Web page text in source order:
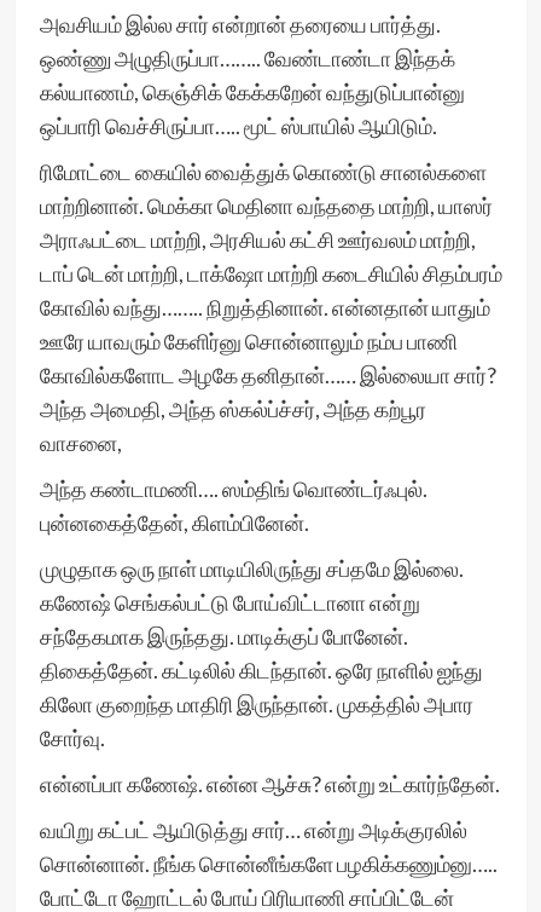
அவசியம் இல்ல சார் என்றான் தரையை பார்த்து.
ஒண்ணு அழுதிருப்பா…….. வேண்டாண்டா இந்தக்
கல்யாணம், கெஞ்சிக் கேக்கறேன் வந்துடுப்பான்னு
ஒப்பாரி வெச்சிருப்பா….. மூட் ஸ்பாயில் ஆயிடும்.
ரிமோட்டை கையில் வைத்துக் கொண்டு சானல்களை
மாற்றினான். மெக்கா மெதினா வந்ததை மாற்றி, யாஸர்
அராஃபட்டை மாற்றி, அரசியல் கட்சி ஊர்வலம் மாற்றி,
டாப் டென் மாற்றி, டாக்ஷோ மாற்றி கடைசியில் சிதம்பரம்
கோவில் வந்து…….. நிறுத்தினான். என்னதான் யாதும்
ஊரே யாவரும் கேளிர்னு சொன்னாலும் நம்ப பாணி
கோவில்களோட அழகே தனிதான்…… இல்லையா சார்?
அந்த அமைதி, அந்த ஸ்கல்ப்ச்சர், அந்த கற்பூர
வாசனை,
அந்த கண்டாமணி…. ஸம்திங் வொண்டர்ஃபுல்.
புன்னகைத்தேன், கிளம்பினேன்.
முழுதாக ஒரு நாள் மாடியிலிருந்து சப்தமே இல்லை.
கணேஷ் செங்கல்பட்டு போய்விட்டானா என்று
சந்தேகமாக இருந்தது. மாடிக்குப் போனேன்.
திகைத்தேன். கட்டிலில் கிடந்தான். ஒரே நாளில் ஐந்து
கிலோ குறைந்த மாதிரி இருந்தான். முகத்தில் அபார
சோர்வு.
என்னப்பா கணேஷ். என்ன ஆச்சு? என்று உட்கார்ந்தேன்.
வயிறு கட்பட் ஆயிடுத்து சார்… என்று அடிக்குரலில்
சொன்னான். நீங்க சொன்னீங்களே பழகிக்கணும்னு…..
போட்டோ ஹோட்டல் போய் பிரியாணி சாப்பிட்டேன்